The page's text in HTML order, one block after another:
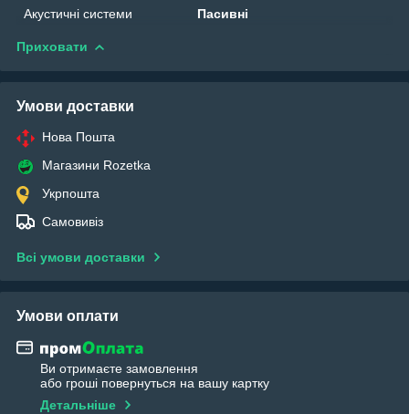
Акустичні системи Пасивні
Приховати
Умови доставки
Нова Пошта
Магазини Rozetka
Укрпошта
Самовивіз
Всі умови доставки
Умови оплати
Ви отримаєте замовлення
або гроші повернуться на вашу картку
Детальніше